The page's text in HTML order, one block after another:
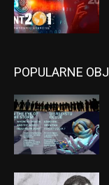
POPULARNE